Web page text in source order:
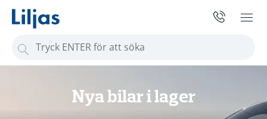
Nya bilar i lager